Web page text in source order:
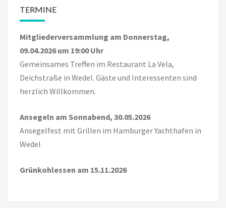
TERMINE
Mitgliederversammlung am Donnerstag,
09.04.2026 um 19:00 Uhr
Gemeinsames Treffen im Restaurant La Vela,
Deichstraße in Wedel. Gäste und Interessenten sind
herzlich Willkommen.
Ansegeln am Sonnabend, 30.05.2026
Ansegelfest mit Grillen im Hamburger Yachthafen in
Wedel
Grünkohlessen am 15.11.2026